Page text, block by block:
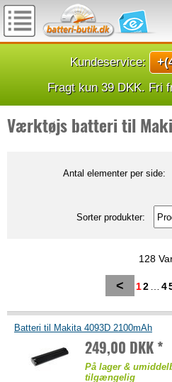
Kundeservice:
Fragt kun 39 DKK. Fri
Værktøjs batteri til
Antal elementer per side:
Sorter produkter:
128
< 12 4
Batteri til Makita 4093D 2100mAh
249,00 DKK *
På lager &
tilgængelig